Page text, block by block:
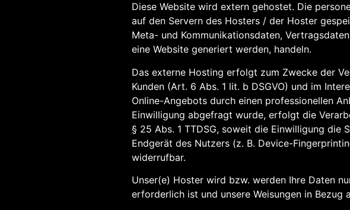
Diese Website wird extern gehostet. Die
auf den Servern des Hosters / der Hoster
Meta- und Kommunikationsdaten,
eine Website generiert werden, handeln.
Das externe Hosting erfolgt zum Zwecke der
Kunden (Art. 6 Abs. 1 lit. b DSGVO) und im
Online-Angebots durch einen professionellen
Einwilligung abgefragt wurde, erfolgt die
§ 25 Abs. 1 TTDSG, soweit die Einwilligung
Endgerät des Nutzers (z. B. Device-
widerrufbar.
Unser(e) Hoster wird bzw. werden Ihre Daten
erforderlich ist und unsere Weisungen in Bezug